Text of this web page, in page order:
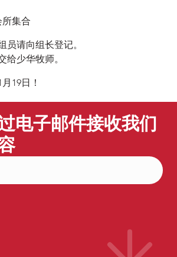
集合
请向组长登记。
少华牧师。
19日！
电子邮件接收我们